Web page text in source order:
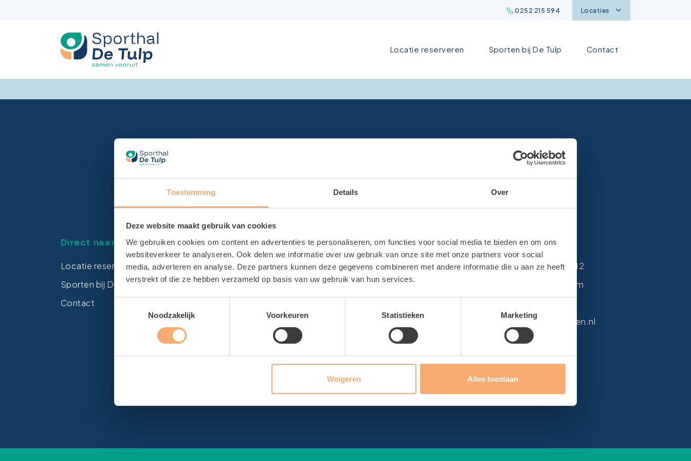
Toestemming Details Over
Deze website maakt gebruik van cookies
We gebruiken cookies om content en advertenties te personaliseren, om functies voor social media te bieden en om ons
websiteverkeer te analyseren. Ook delen we informatie over uw gebruik van onze site met onze partners voor social
media, adverteren en analyse. Deze partners kunnen deze gegevens combineren met andere informatie die u aan ze heeft
verstrekt of die ze hebben verzameld op basis van uw gebruik van hun services.
Noodzakelijk
Voorkeuren Statistieken Marketing
Weigeren Alles toestaan
0252 215 594 Locaties
Locatie reserveren Sporten bij De Tulp Contact
Direct naar
Locatie reserveren
Sporten bij De Tulp
Contact
Locaties
Zwembad Wasbeek
Sporthal Wasbeek
Gymzaal Het Cluster
Sporthal De Geest
Sporthal De Tulp
Sportbedrijf Teylingen
Over Sportbedrijf Teylingen
Verenigingsondersteuning
Certificaat sporthallen
Ons bestuur
Contact
Van Alkemadelaan 12
2171 DH Sassenheim
info@sbteylingen.nl